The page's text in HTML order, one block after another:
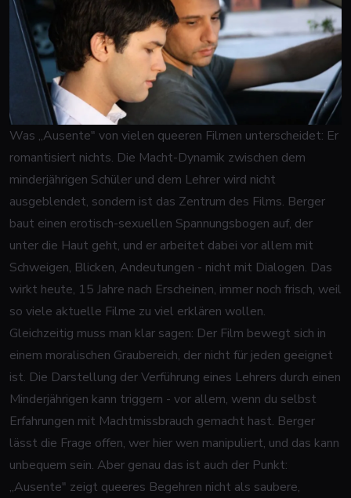
Was „Ausente" von vielen queeren Filmen unterscheidet: Er
romantisiert nichts. Die Macht-Dynamik zwischen dem
minderjährigen Schüler und dem Lehrer wird nicht
ausgeblendet, sondern ist das Zentrum des Films. Berger
baut einen erotisch-sexuellen Spannungsbogen auf, der
unter die Haut geht, und er arbeitet dabei vor allem mit
Schweigen, Blicken, Andeutungen - nicht mit Dialogen. Das
wirkt heute, 15 Jahre nach Erscheinen, immer noch frisch, weil
so viele aktuelle Filme zu viel erklären wollen.
Gleichzeitig muss man klar sagen: Der Film bewegt sich in
einem moralischen Graubereich, der nicht für jeden geeignet
ist. Die Darstellung der Verführung eines Lehrers durch einen
Minderjährigen kann triggern - vor allem, wenn du selbst
Erfahrungen mit Machtmissbrauch gemacht hast. Berger
lässt die Frage offen, wer hier wen manipuliert, und das kann
unbequem sein. Aber genau das ist auch der Punkt:
„Ausente" zeigt queeres Begehren nicht als saubere,